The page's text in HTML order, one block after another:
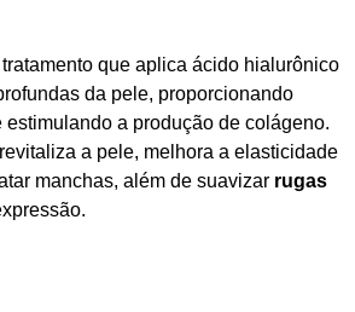
que aplica ácido hialurônico
da pele, proporcionando
estimulando a produção de colágeno.
a pele, melhora a elasticidade
manchas, além de suavizar rugas